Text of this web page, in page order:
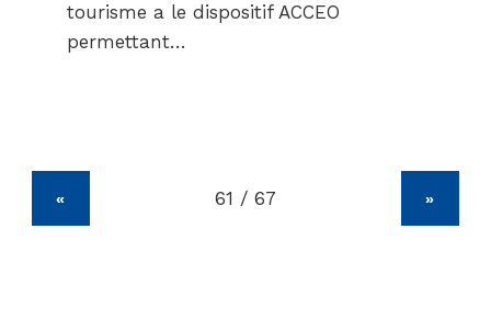
tourisme a le dispositif ACCEO
permettant…
« »